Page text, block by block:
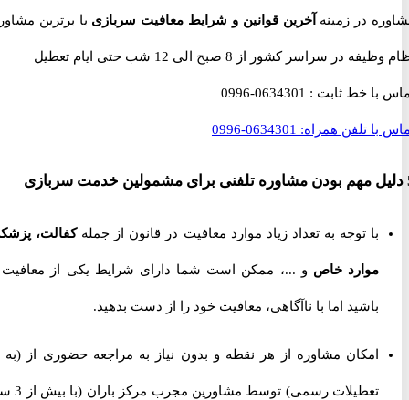
در زمینهآخرین قوانین و شرایط معافیت سربازیبا برترین مشاوران
در سراسر کشور از 8 صبح الی 12 شب حتی ایام تعطیل
با خط ثابت :0634301-0996
تلفن همراه:0634301-0996
با توجه به تعداد زیاد موارد معافیت در قانون از جملهکفالت، پزشکی،
موارد خاصو ...، ممکن است شما دارای شرایط یکی از معافیت ها
باشید اما با ناآگاهی، معافیت خود را از دست بدهید.
امکان مشاوره از هر نقطه و بدون نیاز به مراجعه حضوری از (به جز
تعطیلات رسمی) توسط مشاورین مجرب مرکز باران (با بیش از 3 سال